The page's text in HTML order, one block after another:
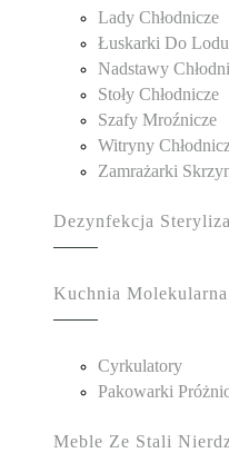
Lady Chłodnicze
Łuskarki Do Lodu
Nadstawy
Stoły Chłodnicze
Szafy Mroźnicze
Witryny
Zamrażarki
Dezynfekcja
Kuchnia Molekularna
Cyrkulatory
Pakowarki
Meble Ze Stali